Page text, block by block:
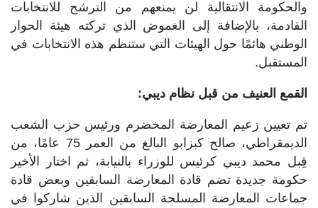
والحكومة الانتقالية لن يمنعهم من الترشح للانتخابات
القادمة، بالإضافة إلى الغموض الذي تركته هيئة الحوار
الوطني هائمًا حول الهيئات التي ستنظم هذه الانتخابات في
المستقبل.
القمع العنيف من قبل نظام ديبي:
تم تعيين زعيم المعارضة المخضرم ورئيس حزب الشعب
الديمقراطي، صالح كبزابو البالغ من العمر 75 عامًا، من
قِبل محمد ديبي كرئيس للوزراء بالنيابة، ثم اختار الأخير
حكومة جديدة تضم قادة المعارضة السابقين وبعض قادة
جماعات المعارضة المسلحة السابقين الذين شاركوا في